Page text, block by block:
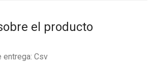
el producto
entrega: Csv